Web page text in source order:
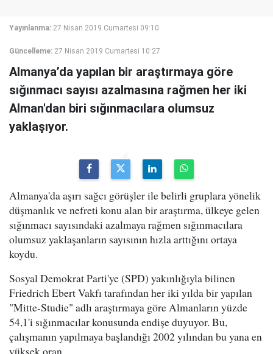
Yayınlanma: 27 Nisan 2019 Cumartesi 09:10
Güncelleme: 27 Nisan 2019 Cumartesi 10:27
Almanya’da yapılan bir araştırmaya göre
sığınmacı sayısı azalmasına rağmen her iki
Alman'dan biri sığınmacılara olumsuz
yaklaşıyor.
Almanya'da aşırı sağcı görüşler ile belirli gruplara yönelik
düşmanlık ve nefreti konu alan bir araştırma, ülkeye gelen
sığınmacı sayısındaki azalmaya rağmen sığınmacılara
olumsuz yaklaşanların sayısının hızla arttığını ortaya
koydu.
Sosyal Demokrat Parti'ye (SPD) yakınlığıyla bilinen
Friedrich Ebert Vakfı tarafından her iki yılda bir yapılan
"Mitte-Studie" adlı araştırmaya göre Almanların yüzde
54,1'i sığınmacılar konusunda endişe duyuyor. Bu,
çalışmanın yapılmaya başlandığı 2002 yılından bu yana en
yüksek oran.